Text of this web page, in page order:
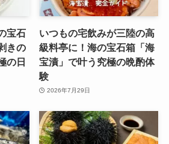
宝石
きの
の日
いつもの宅飲みが三陸の高
級料亭に！海の宝石箱「海
宝漬」で叶う究極の晩酌体
験
2026年7月29日